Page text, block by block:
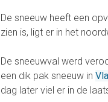
De sneeuw heeft een
zien is, ligt er in het
De sneeuwval werd
een dik pak sneeuw in
dag later viel er in de